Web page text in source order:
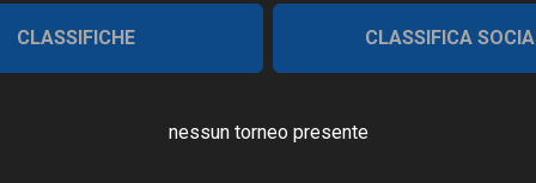
CLASSIFICHE CLASSIFICA
nessun torneo presente